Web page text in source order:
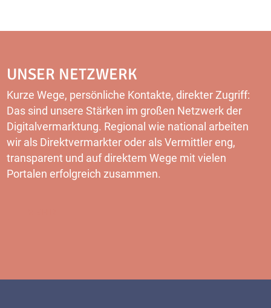
UNSER NETZWERK
Kurze Wege, persönliche Kontakte, direkter Zugriff:
Das sind unsere Stärken im großen Netzwerk der
Digitalvermarktung. Regional wie national arbeiten
wir als Direktvermarkter oder als Vermittler eng,
transparent und auf direktem Wege mit vielen
Portalen erfolgreich zusammen.